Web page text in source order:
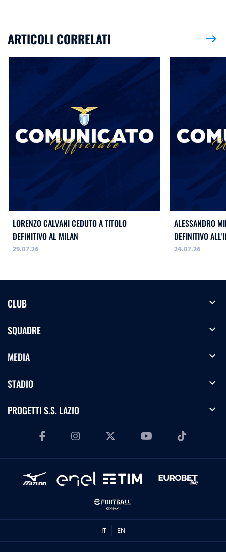
ARTICOLI CORRELATI east
LORENZO CALVANI CEDUTO A TITOLO
DEFINITIVO AL MILAN
29.07.26
ALESSANDRO
DEFINITIVO
24.07.26
CLUB expand_more
SQUADRE expand_more
MEDIA expand_more
STADIO expand_more
PROGETTI S.S. LAZIO expand_more
IT EN